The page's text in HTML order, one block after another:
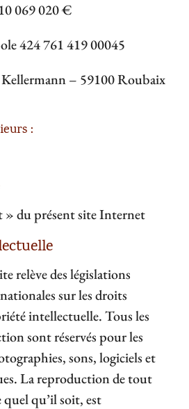
069 020 €
424 761 419 00045
Kellermann – 59100 Roubaix
:
» du présent site Internet
relève des législations
sur les droits
intellectuelle. Tous les
sont réservés pour les
sons, logiciels et
La reproduction de tout
quel qu’il soit, est